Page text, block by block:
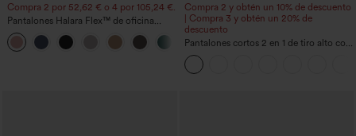
Compra 2 por 52,62 € o 4 por 105,24 €.
Pantalones Halara Flex™ de oficina
anchos plisados de tiro alto con bolsillos
en tela tipo gofre
+21
Compra 2 y obtén un 10% de descuento
| Compra 3 y obtén un 20% de
descuento
Pantalones cortos 2 en 1 de tiro alto con
bolsillo interior y trasero